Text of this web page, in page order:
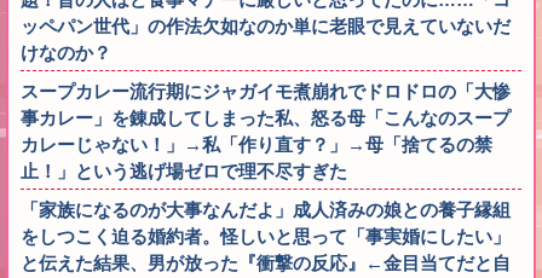
ッペパン世代」の作法欠如なのか単に老眼で見えていないだ
けなのか？
スープカレー流行期にジャガイモ煮崩れでドロドロの「大惨
事カレー」を錬成してしまった私、怒る母「こんなのスープ
カレーじゃない！」→私「作り直す？」→母「捨てるの禁
止！」という逃げ場ゼロで理不尽すぎた
「家族になるのが大事なんだよ」成人済みの娘との養子縁組
をしつこく迫る婚約者。怪しいと思って「事実婚にしたい」
と伝えた結果、男が放った『衝撃の反応』←金目当てだと自